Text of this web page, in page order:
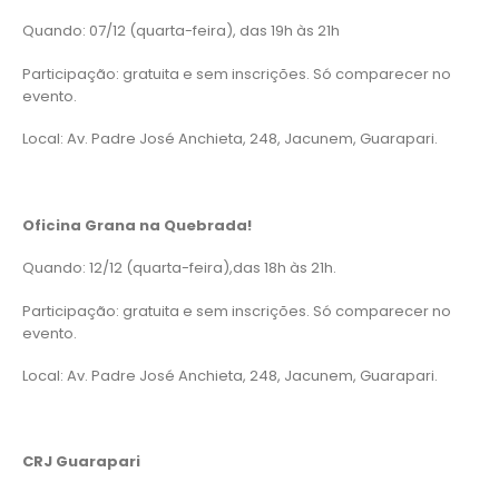
Quando: 07/12 (quarta-feira), das 19h às 21h
Participação: gratuita e sem inscrições. Só comparecer no
evento.
Local: Av. Padre José Anchieta, 248, Jacunem, Guarapari.
Oficina Grana na Quebrada!
Quando: 12/12 (quarta-feira),das 18h às 21h.
Participação: gratuita e sem inscrições. Só comparecer no
evento.
Local: Av. Padre José Anchieta, 248, Jacunem, Guarapari.
CRJ Guarapari